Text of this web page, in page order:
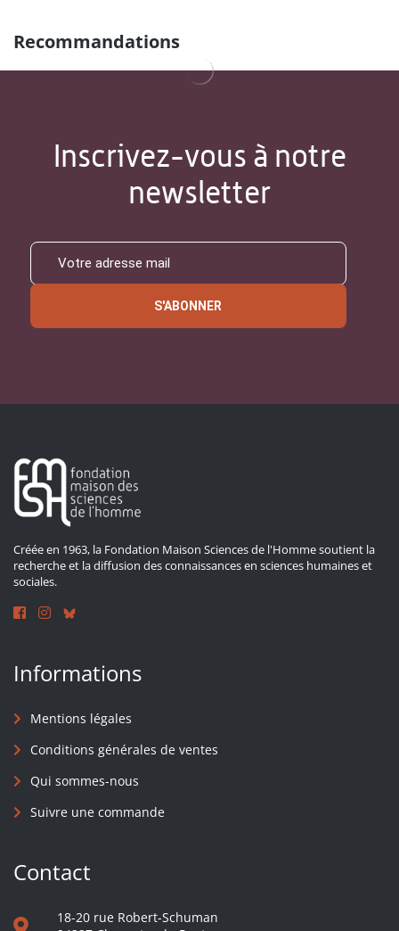
Recommandations
Inscrivez-vous à notre
newsletter
S'ABONNER
Créée en 1963, la Fondation Maison Sciences de l'Homme soutient la
recherche et la diffusion des connaissances en sciences humaines et
sociales.
Informations
Mentions légales
Conditions générales de ventes
Qui sommes-nous
Suivre une commande
Contact
18-20 rue Robert-Schuman